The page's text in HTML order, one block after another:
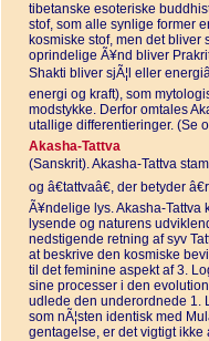
tibetanske esoteriske
stof, som alle synlige former
kosmiske stof, men det bliver
oprindelige Ã¥nd bliver
Shakti bliver sjÃ¦l eller
energi og kraft), som
modstykke. Derfor omtales
utallige differentieringer. (Se
Akasha-Tattva
(Sanskrit). Akasha-Tattva
og â€tattvaâ€, der betyder
Ã¥ndelige lys. Akasha-
lysende og naturens
nedstigende retning af syv
at beskrive den kosmiske
til det feminine aspekt af 3.
sine processer i den
udlede den underordnede 1.
som nÃ¦sten identisk med
gentagelse, er det vigtigt